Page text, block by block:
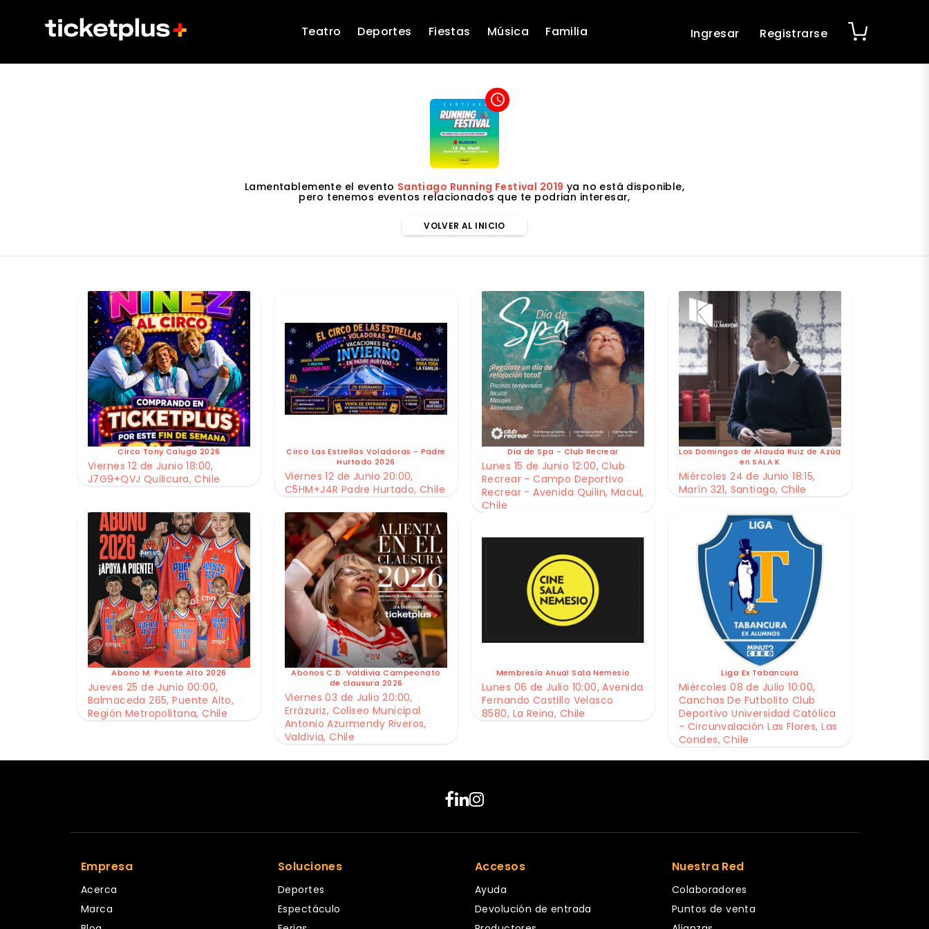
Teatro Deportes Fiestas Música Familia Ingresar Registrarse
access_time
Lamentablemente el evento Santiago Running Festival 2019 ya no está disponible,
pero tenemos eventos relacionados que te podrian interesar,
VOLVER AL INICIO
Circo Tony Caluga 2026
Viernes 12 de Junio 18:00,
J7G9+QVJ Quilicura, Chile
Circo Las Estrellas Voladoras - Padre
Hurtado 2026
Viernes 12 de Junio 20:00,
C5HM+J4R Padre Hurtado, Chile
Dia de Spa - Club Recrear
Lunes 15 de Junio 12:00, Club
Recrear - Campo Deportivo
Recrear - Avenida Quilin, Macul,
Chile
Los Domingos de Alauda Ruiz de Azúa
en SALA K
Miércoles 24 de Junio 18:15,
Marín 321, Santiago, Chile
Abono M. Puente Alto 2026
Jueves 25 de Junio 00:00,
Balmaceda 265, Puente Alto,
Región Metropolitana, Chile
Abonos C.D. Valdivia Campeonato
de clausura 2026
Viernes 03 de Julio 20:00,
Errázuriz, Coliseo Municipal
Antonio Azurmendy Riveros,
Valdivia, Chile
Membresía Anual Sala Nemesio
Lunes 06 de Julio 10:00, Avenida
Fernando Castillo Velasco
8580, La Reina, Chile
Liga Ex Tabancura
Miércoles 08 de Julio 10:00,
Canchas De Futbolito Club
Deportivo Universidad Católica
- Circunvalación Las Flores, Las
Condes, Chile
Empresa
Acerca
Marca
Soluciones
Deportes
Espectáculo
Accesos
Ayuda
Devolución de entrada
Nuestra Red
Colaboradores
Puntos de venta